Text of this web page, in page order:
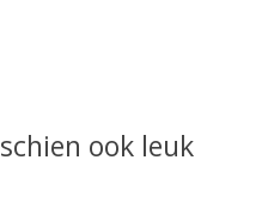
ook leuk